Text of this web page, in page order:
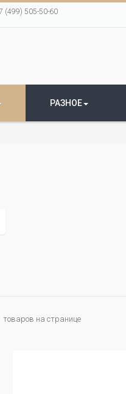
(499) 505-50-60
РАЗНОЕ
товаров на странице